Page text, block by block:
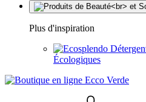
Plus d'inspiration
Écologiques